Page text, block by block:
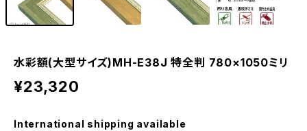
水彩額(大型サイズ)MH-E38J 特全判 780×1050ミリ
¥23,320
International shipping available